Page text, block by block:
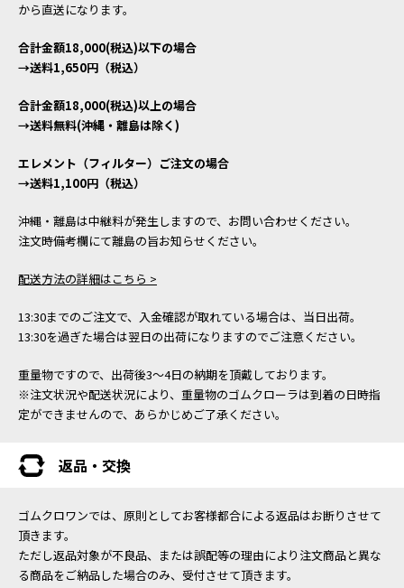
から直送になります。
合計金額18,000(税込)以下の場合
→送料1,650円（税込）
合計金額18,000(税込)以上の場合
→送料無料(沖縄・離島は除く)
エレメント（フィルター）ご注文の場合
→送料1,100円（税込）
沖縄・離島は中継料が発生しますので、お問い合わせください。
注文時備考欄にて離島の旨お知らせください。
配送方法の詳細はこちら >
13:30までのご注文で、入金確認が取れている場合は、当日出荷。
13:30を過ぎた場合は翌日の出荷になりますのでご注意ください。
重量物ですので、出荷後3～4日の納期を頂戴しております。
※注文状況や配送状況により、重量物のゴムクローラは到着の日時指
定ができませんので、あらかじめご了承ください。
返品・交換
ゴムクロワンでは、原則としてお客様都合による返品はお断りさせて
頂きます。
ただし返品対象が不良品、または誤配等の理由により注文商品と異な
る商品をご納品した場合のみ、受付させて頂きます。